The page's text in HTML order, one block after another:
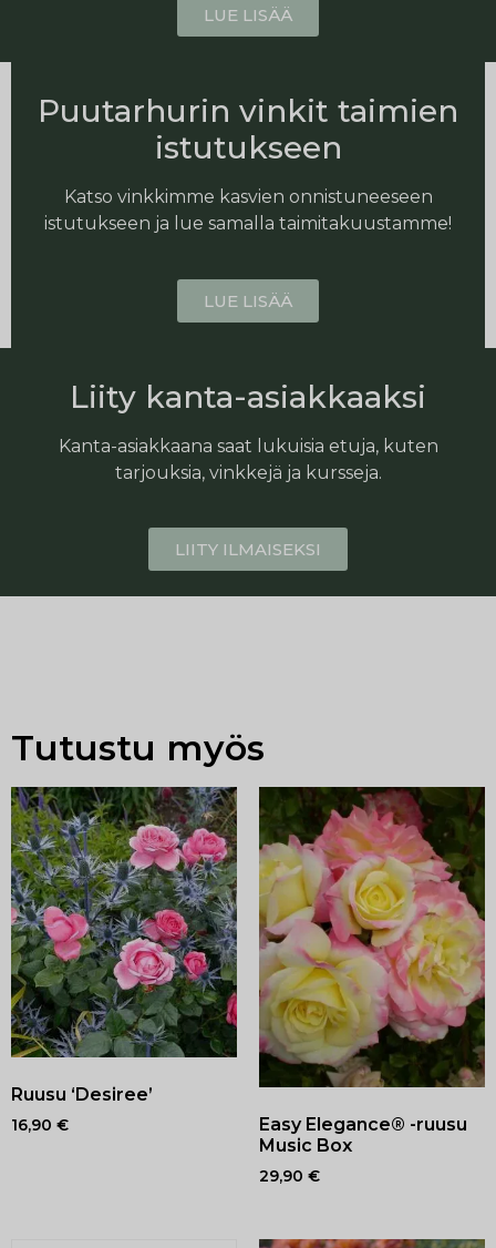
LUE LISÄÄ
Puutarhurin vinkit taimien
istutukseen
Katso vinkkimme kasvien onnistuneeseen
istutukseen ja lue samalla taimitakuustamme!
LUE LISÄÄ
Liity kanta-asiakkaaksi
Kanta-asiakkaana saat lukuisia etuja, kuten
tarjouksia, vinkkejä ja kursseja.
LIITY ILMAISEKSI
Tutustu myös
Ruusu ‘Desiree’
16,90 €
Easy Elegance® -ruusu
Music Box
29,90 €